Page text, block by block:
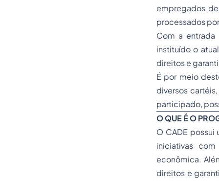
empregados
processados
Com a entrada
instituído o
direitos e
É por meio
diversos
participado,
O QUE É O
O CADE
iniciativas
econômica.
direitos e